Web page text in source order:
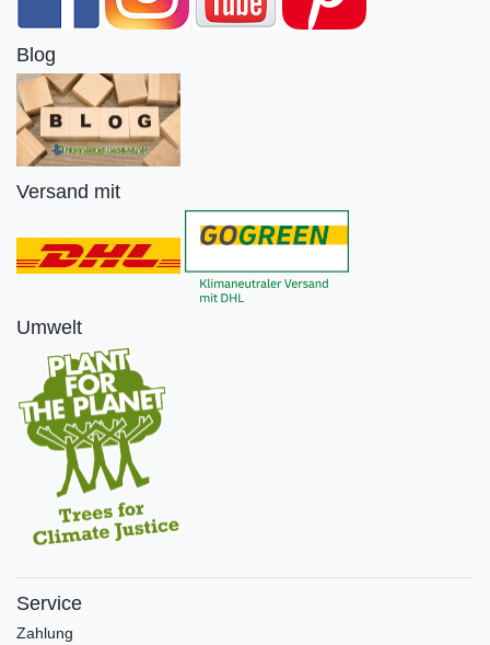
Blog
Versand mit
Umwelt
Service
Zahlung